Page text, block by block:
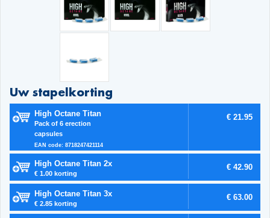
Uw stapelkorting
High Octane Titan
Pack of 6 erection
capsules
EAN code: 8718247421114
€ 21.95
High Octane Titan 2x
€ 1.00 korting
€ 42.90
High Octane Titan 3x
€ 2.85 korting
€ 63.00